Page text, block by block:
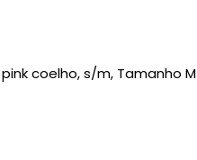
coelho, s/m, Tamanho M